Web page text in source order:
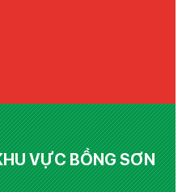
VỰC BỒNG SƠN